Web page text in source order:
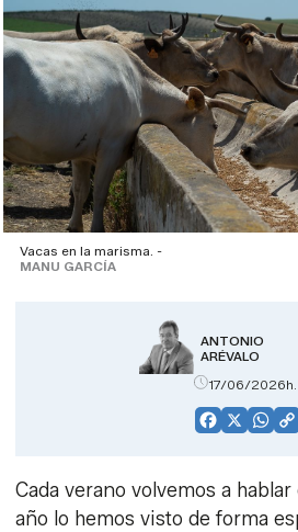
Vacas en la marisma. -
MANU GARCÍA
ANTONIO
ARÉVALO
17/06/2026h.
Facebook
X
Cada verano volvemos a hablar
año lo hemos visto de forma